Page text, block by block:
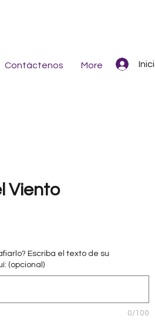
Contáctenos More
Viento
Escriba el texto de su
(opcional)
0/100